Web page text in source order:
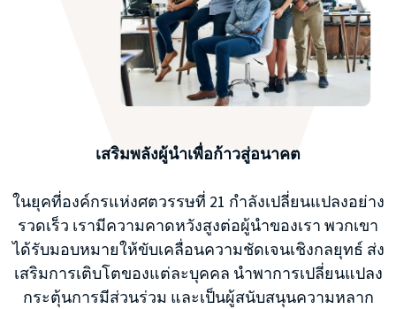
เสริมพลังผู้นำเพื่อก้าวสู่อนาคต
ในยุคที่องค์กรแห่งศตวรรษที่ 21 กำลังเปลี่ยนแปลงอย่าง
รวดเร็ว เรามีความคาดหวังสูงต่อผู้นำของเรา พวกเขา
ได้รับมอบหมายให้ขับเคลื่อนความชัดเจนเชิงกลยุทธ์ ส่ง
เสริมการเติบโตของแต่ละบุคคล นำพาการเปลี่ยนแปลง
กระตุ้นการมีส่วนร่วม และเป็นผู้สนับสนุนความหลาก